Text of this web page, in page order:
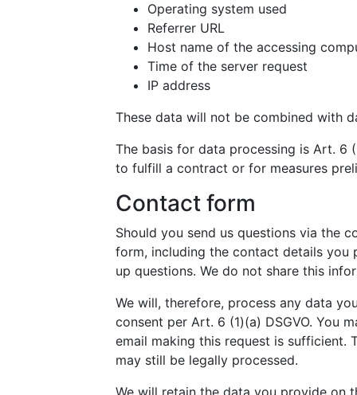
Operating system used
Referrer URL
Host name of the accessing
Time of the server request
IP address
These data will not be combined with
The basis for data processing is Art. 6
to fulfill a contract or for measures
Contact form
Should you send us questions via the
form, including the contact details
up questions. We do not share this
We will, therefore, process any data
consent per Art. 6 (1)(a) DSGVO. You
email making this request is sufficient.
may still be legally processed.
We will retain the data you provide on